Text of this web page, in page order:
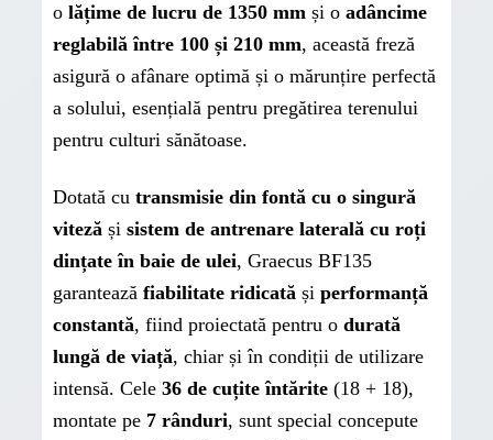
o lățime de lucru de 1350 mm și o adâncime
reglabilă între 100 și 210 mm, această freză
asigură o afânare optimă și o mărunțire perfectă
a solului, esențială pentru pregătirea terenului
pentru culturi sănătoase.
Dotată cu transmisie din fontă cu o singură
viteză și sistem de antrenare laterală cu roți
dințate în baie de ulei, Graecus BF135
garantează fiabilitate ridicată și performanță
constantă, fiind proiectată pentru o durată
lungă de viață, chiar și în condiții de utilizare
intensă. Cele 36 de cuțite întărite (18 + 18),
montate pe 7 rânduri, sunt special concepute